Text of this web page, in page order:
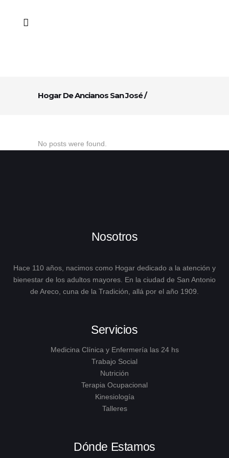
Hogar De Ancianos San José/
No posts were found.
Nosotros
Hace 110 años, nacimos como Hogar dedicado a la atención y
bienestar de los adultos mayores. En la ciudad de San Antonio
de Areco, cuna de la Tradición, allá por el año 1909.
Servicios
Medicina Clínica y Enfermería las 24 hs
Trabajo Social
Nutrición
Terapia Ocupacional
Kinesiología
Talleres
Dónde Estamos